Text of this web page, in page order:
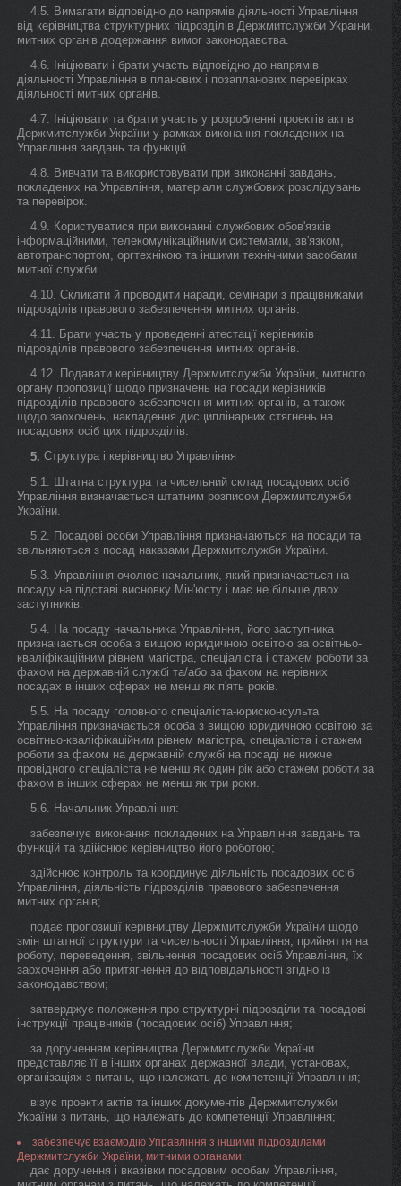
4.5. Вимагати відповідно до напрямів діяльності Управління
від керівництва структурних підрозділів Держмитслужби України,
митних органів додержання вимог законодавства.
4.6. Ініціювати і брати участь відповідно до напрямів
діяльності Управління в планових і позапланових перевірках
діяльності митних органів.
4.7. Ініціювати та брати участь у розробленні проектів актів
Держмитслужби України у рамках виконання покладених на
Управління завдань та функцій.
4.8. Вивчати та використовувати при виконанні завдань,
покладених на Управління, матеріали службових розслідувань
та перевірок.
4.9. Користуватися при виконанні службових обов'язків
інформаційними, телекомунікаційними системами, зв'язком,
автотранспортом, оргтехнікою та іншими технічними засобами
митної служби.
4.10. Скликати й проводити наради, семінари з працівниками
підрозділів правового забезпечення митних органів.
4.11. Брати участь у проведенні атестації керівників
підрозділів правового забезпечення митних органів.
4.12. Подавати керівництву Держмитслужби України, митного
органу пропозиції щодо призначень на посади керівників
підрозділів правового забезпечення митних органів, а також
щодо заохочень, накладення дисциплінарних стягнень на
посадових осіб цих підрозділів.
5. Структура і керівництво Управління
5.1. Штатна структура та чисельний склад посадових осіб
Управління визначається штатним розписом Держмитслужби
України.
5.2. Посадові особи Управління призначаються на посади та
звільняються з посад наказами Держмитслужби України.
5.3. Управління очолює начальник, який призначається на
посаду на підставі висновку Мін'юсту і має не більше двох
заступників.
5.4. На посаду начальника Управління, його заступника
призначається особа з вищою юридичною освітою за освітньо-
кваліфікаційним рівнем магістра, спеціаліста і стажем роботи за
фахом на державній службі та/або за фахом на керівних
посадах в інших сферах не менш як п'ять років.
5.5. На посаду головного спеціаліста-юрисконсульта
Управління призначається особа з вищою юридичною освітою за
освітньо-кваліфікаційним рівнем магістра, спеціаліста і стажем
роботи за фахом на державній службі на посаді не нижче
провідного спеціаліста не менш як один рік або стажем роботи за
фахом в інших сферах не менш як три роки.
5.6. Начальник Управління:
забезпечує виконання покладених на Управління завдань та
функцій та здійснює керівництво його роботою;
здійснює контроль та координує діяльність посадових осіб
Управління, діяльність підрозділів правового забезпечення
митних органів;
подає пропозиції керівництву Держмитслужби України щодо
змін штатної структури та чисельності Управління, прийняття на
роботу, переведення, звільнення посадових осіб Управління, їх
заохочення або притягнення до відповідальності згідно із
законодавством;
затверджує положення про структурні підрозділи та посадові
інструкції працівників (посадових осіб) Управління;
за дорученням керівництва Держмитслужби України
представляє її в інших органах державної влади, установах,
організаціях з питань, що належать до компетенції Управління;
візує проекти актів та інших документів Держмитслужби
України з питань, що належать до компетенції Управління;
забезпечує взаємодію Управління з іншими підрозділами
Держмитслужби України, митними органами;
дає доручення і вказівки посадовим особам Управління,